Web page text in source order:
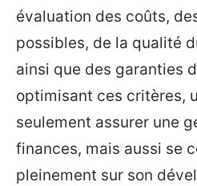
évaluation des coûts,
possibles, de la qualité
ainsi que des garanties
optimisant ces critères,
seulement assurer une
finances, mais aussi se
pleinement sur son